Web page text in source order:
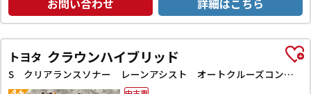
お問い合わせ 詳細はこちら
トヨタ クラウンハイブリッド
S クリアランスソナー レーンアシスト オートクルーズコントロール 衝突被害軽減システム 全周囲カメラ カーナビ アルミホイール オートライト LEDヘッドランプ CVT シートヒーター シートエアコン